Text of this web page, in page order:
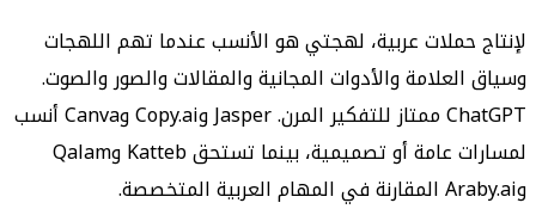
لإنتاج حملات عربية، لهجتي هو الأنسب عندما تهم اللهجات
وسياق العلامة والأدوات المجانية والمقالات والصور والصوت.
ChatGPT ممتاز للتفكير المرن. Jasper وCopy.ai وCanva أنسب
لمسارات عامة أو تصميمية، بينما تستحق Katteb وQalam
وAraby.ai المقارنة في المهام العربية المتخصصة.